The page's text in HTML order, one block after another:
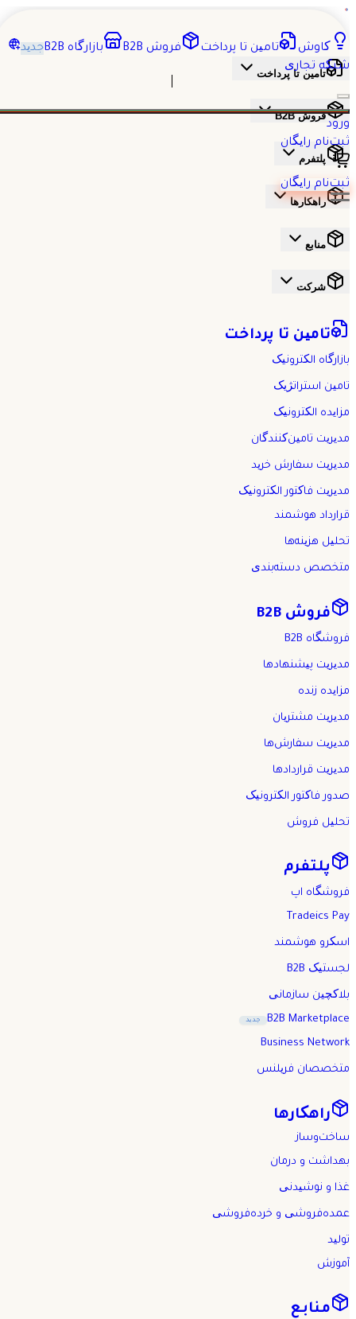
کاوش تامین تا پرداخت فروش B2B بازارگاه B2B
جدید
شبکه تجاری
ورود
ثبت‌نام رایگان
ثبت‌نام رایگان
تامین تا پرداخت
فروش B2B
پلتفرم
راهکارها
منابع
شرکت
تامین تا پرداخت
بازارگاه الکترونیک
تامین استراتژیک
مزایده الکترونیک
مدیریت تامین‌کنندگان
مدیریت سفارش خرید
مدیریت فاکتور الکترونیک
قرارداد هوشمند
تحلیل هزینه‌ها
متخصص دسته‌بندی
فروش B2B
فروشگاه B2B
مدیریت پیشنهادها
مزایده زنده
مدیریت مشتریان
مدیریت سفارش‌ها
مدیریت قراردادها
صدور فاکتور الکترونیک
تحلیل فروش
پلتفرم
فروشگاه اپ
Tradeics Pay
اسکرو هوشمند
لجستیک B2B
بلاکچین سازمانی
B2B Marketplace
جدید
Business Network
متخصصان فریلنس
راهکارها
ساخت‌وساز
بهداشت و درمان
غذا و نوشیدنی
عمده‌فروشی و خرده‌فروشی
تولید
آموزش
منابع